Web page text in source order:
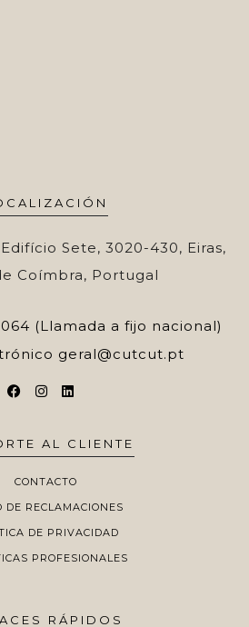
Sete, 3020-430, Eiras,
Coímbra, Portugal
(Llamada a fijo nacional)
geral@cutcut.pt
AL CLIENTE
CONTACTO
DE RECLAMACIONES
DE PRIVACIDAD
PROFESIONALES
RÁPIDOS